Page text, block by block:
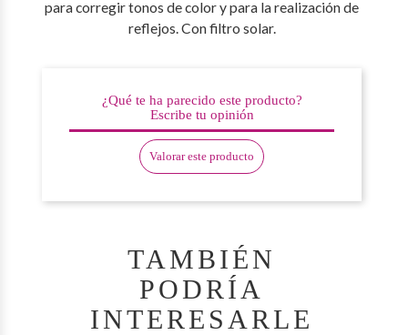
para corregir tonos de color y para la realización de
reflejos. Con filtro solar.
¿Qué te ha parecido este producto?
Escribe tu opinión
Valorar este producto
TAMBIÉN
PODRÍA
INTERESARLE